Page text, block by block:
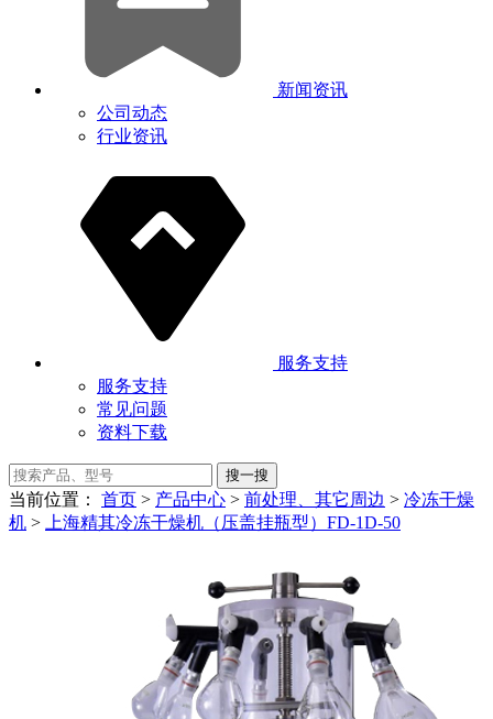
新闻资讯
公司动态
行业资讯
服务支持
服务支持
常见问题
资料下载
当前位置： 首页 > 产品中心 > 前处理、其它周边 > 冷冻干燥
机 > 上海精其冷冻干燥机（压盖挂瓶型）FD-1D-50